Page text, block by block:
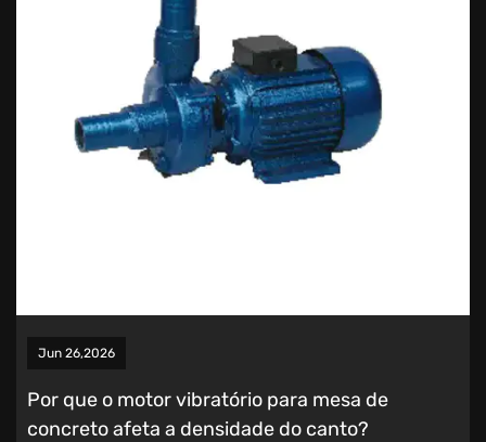
Jun 26,2026
Por que o motor vibratório para mesa de
concreto afeta a densidade do canto?